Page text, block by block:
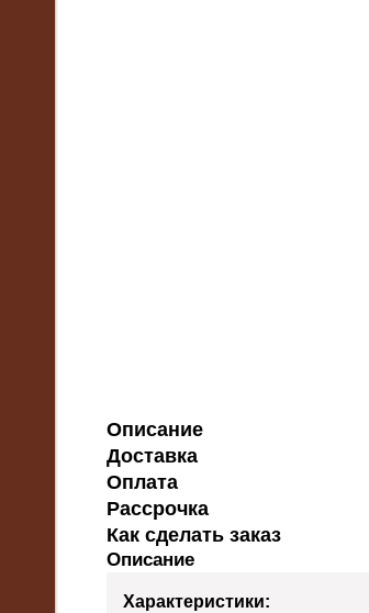
Описание
Доставка
Оплата
Рассрочка
Как сделать заказ
Описание
Характеристики: